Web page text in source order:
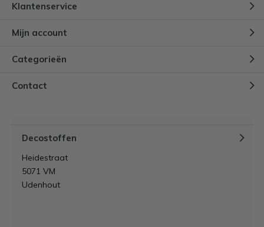
Klantenservice
Mijn account
Categorieën
Contact
Decostoffen
Heidestraat
5071 VM
Udenhout